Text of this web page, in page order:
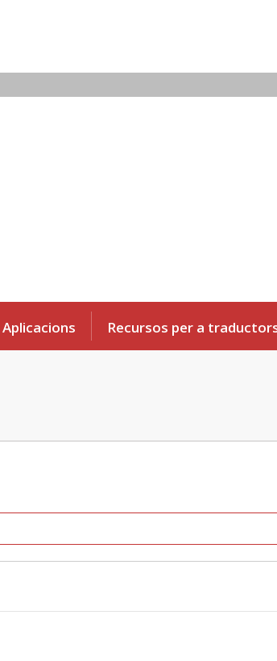
Aplicacions Recursos per a